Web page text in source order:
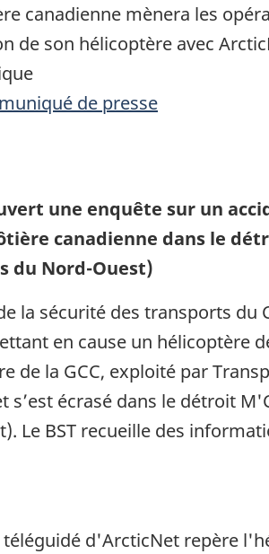
canadienne mènera les
de son hélicoptère avec
de presse
une enquête sur un
canadienne dans le
du Nord-Ouest)
la sécurité des transports du
en cause un hélicoptère
de la GCC, exploité par
s’est écrasé dans le détroit
Le BST recueille des
téléguidé d'ArcticNet repère